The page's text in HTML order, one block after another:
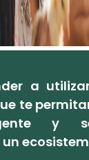
a
te
y